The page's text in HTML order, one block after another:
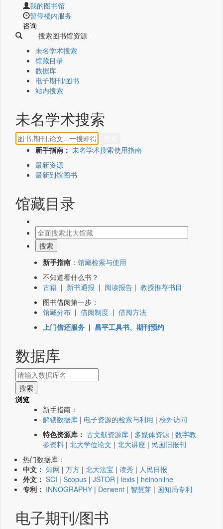
我的图书馆
暂停楼内服务
咨询
搜索图书馆资源
未名学术搜索
馆藏目录
数据库
电子期刊/图书
站内搜索
未名学术搜索
新手指南： 未名学术搜索使用指南
最新资源
最新到馆图书
馆藏目录
新手指南 ： 馆藏检索与使用
不知道看什么书？
古籍 | 新书通报 | 阅读报告 | 教授推荐书目
图书借阅第一步：
馆藏分布 | 借阅制度 | 借阅方法
上门借还服务 | 昌平工具书、期刊预约
数据库
浏览
新手指南：
解锁数据库 | 电子资源的检索与利用 | 校外访问
特色资源库： 古文献资源库 | 多媒体资源 | 数字教
参资料 | 北大学位论文 | 北大讲座 | 民国旧报刊
热门数据库：
中文： 知网 | 万方 | 北大法宝 | 读秀 | 人民日报
外文： SCI | Scopus | JSTOR | lexis | heinonline
专利： INNOGRAPHY | Derwent | 智慧芽 | 国知局专利
电子期刊/图书